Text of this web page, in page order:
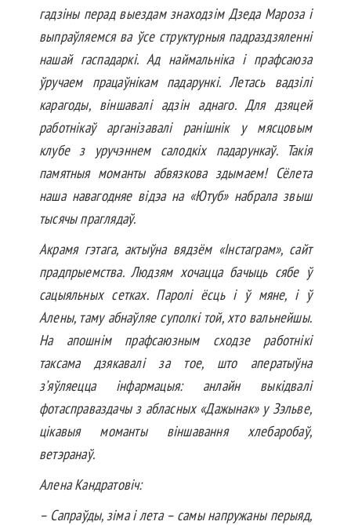
гадзіны перад выездам знаходзім Дзеда Мароза і
выпраўляемся ва ўсе структурныя падраздзяленні
нашай гаспадаркі. Ад наймальніка і прафсаю­за
ўручаем працаўнікам падарункі. Летась вадзілі
карагоды, віншавалі адзін аднаго. Для дзяцей
работнікаў арганізавалі ранішнік у мясцовым
клубе з уручэннем салодкіх падарункаў. Такія
памятныя моманты абвязкова здымаем! Сёлета
наша навагодняе відэа на «Ютуб» набрала звыш
тысячы праглядаў.
Акрамя гэтага, актыўна вядзём «Інста­­­грам», сайт
прадпрыемства. Лю­дзям хочацца бачыць сябе ў
сацыяльных сетках. Паролі ёсць і ў мяне, і ў
Алены, таму абнаўляе суполкі той, хто валь­нейшы.
На апошнім прафсаюзным сходзе работнікі
таксама дзякавалі за тое, што аператыўна
з’яўляецца інфармацыя: анлайн выкідвалі
фотасправаздачы з абласных «Дажынак» у Зэльве,
цікавыя моманты віншавання хлебаробаў,
ветэранаў.
Алена Кандратовіч:
– Сапраўды, зіма і лета – самы напружаны перыяд,